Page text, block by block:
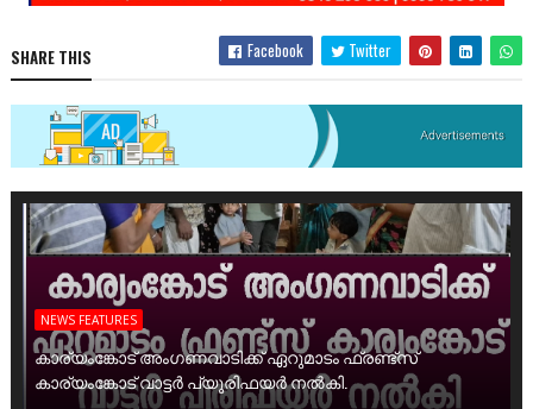
SHARE THIS Facebook Twitter
NEWS FEATURES
കാര്യംങ്കോട് അംഗണവാടിക്ക് ഏറുമാടം ഫ്രണ്ട്സ്
കാര്യംങ്കോട് വാട്ടർ പ്യൂരിഫയർ നൽകി.